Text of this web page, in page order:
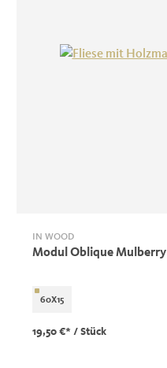
IN WOOD
Modul Oblique Mulberry
60X15
19,50 €* / Stück